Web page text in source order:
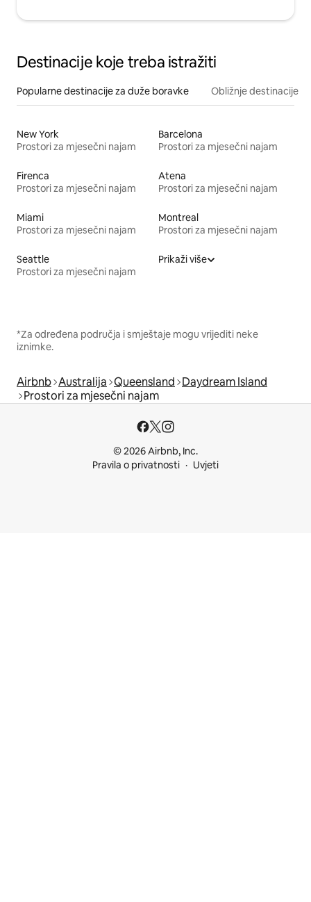
Destinacije koje treba istražiti
Popularne destinacije za duže boravke Obližnje destinacije
New York
Prostori za mjesečni najam
Barcelona
Prostori za mjesečni najam
Firenca
Prostori za mjesečni najam
Atena
Prostori za mjesečni najam
Miami
Prostori za mjesečni najam
Montreal
Prostori za mjesečni najam
Seattle
Prostori za mjesečni najam
Prikaži više
*Za određena područja i smještaje mogu vrijediti neke
iznimke.
Airbnb Australija Queensland Daydream Island
Prostori za mjesečni najam
© 2026 Airbnb, Inc.
Pravila o privatnosti
Uvjeti